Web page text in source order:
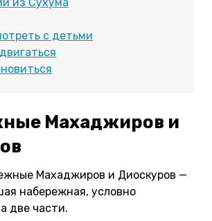
из Сухума
с детьми
Махаджиров и
Махаджиров и Диоскуров —
набережная, условно
две части.